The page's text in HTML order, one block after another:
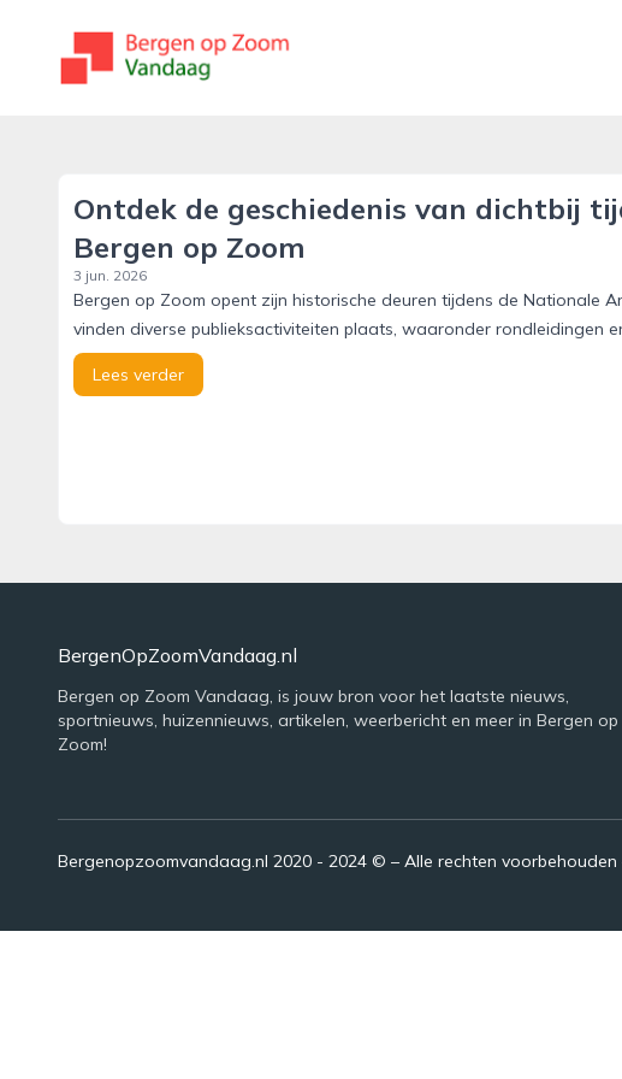
bergenopzoomvandaag.nl
Ontdek de geschiedenis van dichtbij
Bergen op Zoom
3 jun. 2026
Bergen op Zoom opent zijn historische deuren tijdens de Nationale
vinden diverse publieksactiviteiten plaats, waaronder rondleidingen
Lees verder
BergenOpZoomVandaag.nl
Bergen op Zoom Vandaag, is jouw bron voor het laatste nieuws,
sportnieuws, huizennieuws, artikelen, weerbericht en meer in Bergen op
Zoom!
Bergenopzoomvandaag.nl 2020 - 2024 © – Alle rechten voorbehouden